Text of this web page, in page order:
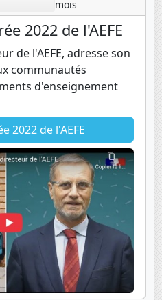
mois
2022 de l'AEFE
de l'AEFE, adresse son
communautés
d'enseignement
2022 de l'AEFE